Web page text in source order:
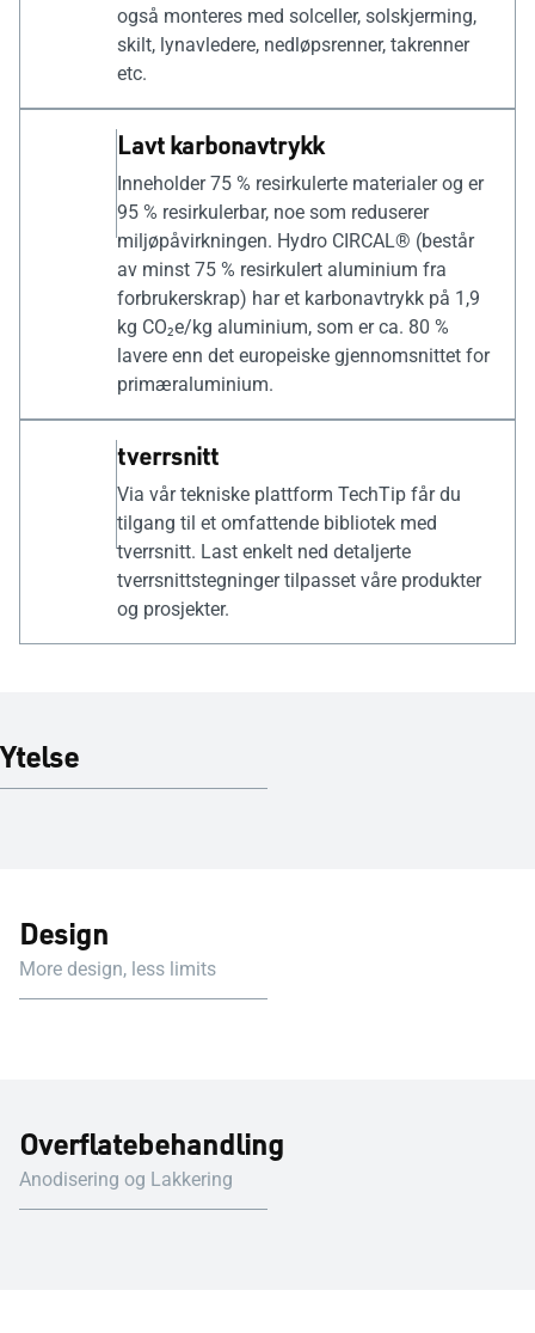
også monteres med solceller, solskjerming,
skilt, lynavledere, nedløpsrenner, takrenner
etc.
Lavt karbonavtrykk
Inneholder 75 % resirkulerte materialer og er
95 % resirkulerbar, noe som reduserer
miljøpåvirkningen. Hydro CIRCAL® (består
av minst 75 % resirkulert aluminium fra
forbrukerskrap) har et karbonavtrykk på 1,9
kg CO₂e/kg aluminium, som er ca. 80 %
lavere enn det europeiske gjennomsnittet for
primæraluminium.
tverrsnitt
Via vår tekniske plattform TechTip får du
tilgang til et omfattende bibliotek med
tverrsnitt. Last enkelt ned detaljerte
tverrsnittstegninger tilpasset våre produkter
og prosjekter.
Ytelse
Design
More design, less limits
Overflatebehandling
Anodisering og Lakkering